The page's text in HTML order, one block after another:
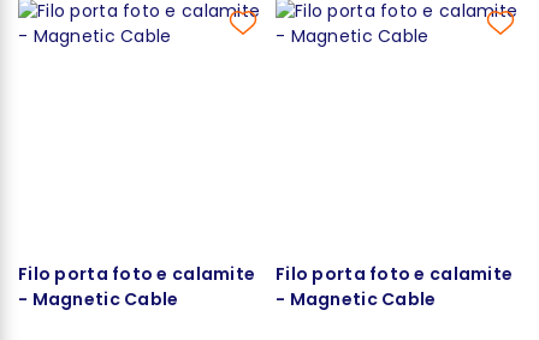
Filo porta foto e calamite
- Magnetic Cable
Filo porta foto e calamite
- Magnetic Cable